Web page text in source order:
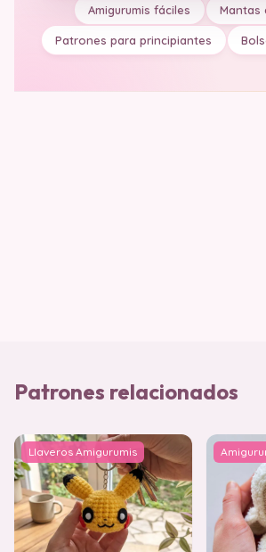
Amigurumis fáciles Mantas
Patrones para principiantes
Patrones relacionados
Llaveros Amigurumis